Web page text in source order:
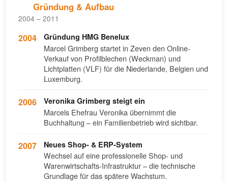
Gründung & Aufbau
2004 – 2011
2004 Gründung HMG Benelux
Marcel Grimberg startet in Zeven den Online-
Verkauf von Profilblechen (Weckman) und
Lichtplatten (VLF) für die Niederlande, Belgien und
Luxemburg.
2006 Veronika Grimberg steigt ein
Marcels Ehefrau Veronika übernimmt die
Buchhaltung – ein Familienbetrieb wird sichtbar.
2007 Neues Shop- & ERP-System
Wechsel auf eine professionelle Shop- und
Warenwirtschafts-Infrastruktur – die technische
Grundlage für das spätere Wachstum.